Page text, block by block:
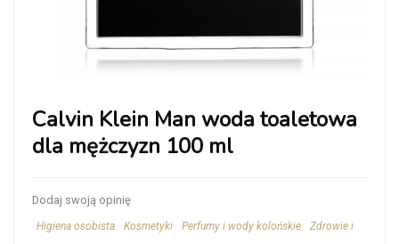
Calvin Klein Man woda toaletowa
dla mężczyzn 100 ml
Dodaj swoją opinię
Higiena osobista Kosmetyki Perfumy i wody kolońskie
Zdrowie i